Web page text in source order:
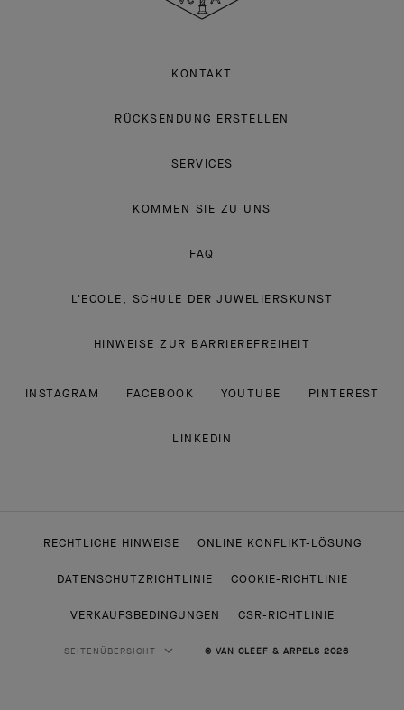
KONTAKT
RÜCKSENDUNG ERSTELLEN
SERVICES
KOMMEN SIE ZU UNS
FAQ
L'ECOLE, SCHULE DER JUWELIERSKUNST
HINWEISE ZUR BARRIEREFREIHEIT
INSTAGRAM FACEBOOK YOUTUBE PINTEREST
LINKEDIN
RECHTLICHE HINWEISE ONLINE KONFLIKT-LÖSUNG
DATENSCHUTZRICHTLINIE COOKIE-RICHTLINIE
VERKAUFSBEDINGUNGEN CSR-RICHTLINIE
SEITENÜBERSICHT © VAN CLEEF & ARPELS 2026